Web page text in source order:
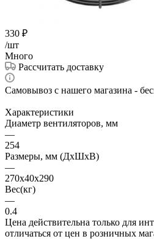
330 ₽
/шт
Много
Рассчитать доставку
Самовывоз с нашего магазина -
Характеристики
Диаметр вентиляторов, мм
—
254
Размеры, мм (ДхШхВ)
—
270x40x290
Вес(кг)
—
0.4
Цена действительна только для
отличаться от цен в розничных